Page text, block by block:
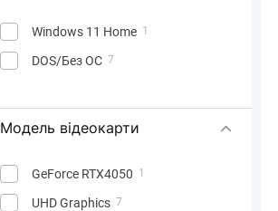
Windows 11 Home 1
DOS/Без ОС 7
Модель відеокарти
GeForce RTX4050 1
UHD Graphics 7